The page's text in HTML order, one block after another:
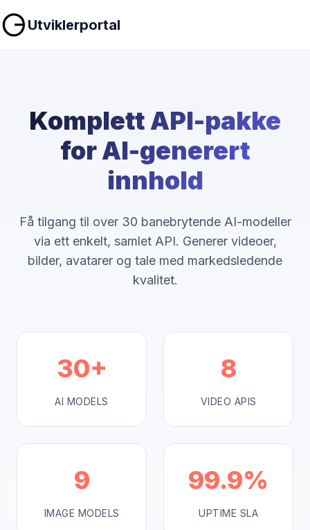
Utviklerportal
Komplett API-pakke
for AI-generert
innhold
Få tilgang til over 30 banebrytende AI-modeller
via ett enkelt, samlet API. Generer videoer,
bilder, avatarer og tale med markedsledende
kvalitet.
30+
AI MODELS
8
VIDEO APIS
9
IMAGE MODELS
99.9%
UPTIME SLA